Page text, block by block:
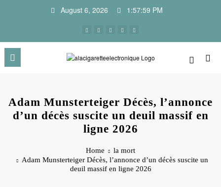
August 6, 2026 1:58:00 PM
Adam Munsterteiger Décès, l’annonce
d’un décès suscite un deuil massif en
ligne 2026
Home
la mort
Adam Munsterteiger Décès, l’annonce d’un décès suscite un
deuil massif en ligne 2026